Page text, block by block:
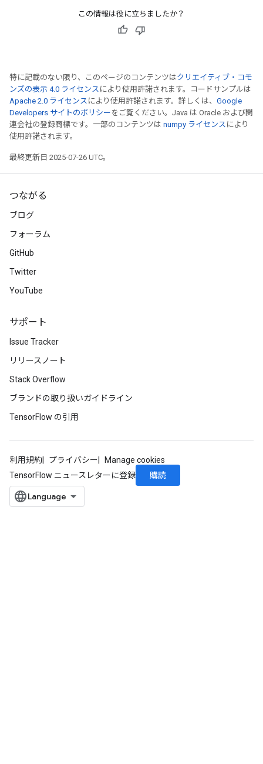
この情報は役に立ちましたか？
特に記載のない限り、このページのコンテンツはクリエイティブ・コモ
ンズの表示 4.0 ライセンス により使用許諾されます。コードサンプルは
Apache 2.0 ライセンス により使用許諾されます。詳しくは、 Google
Developers サイトのポリシー をご覧ください。Java は Oracle および関
連会社の登録商標です。一部のコンテンツは numpy ライセンス により
使用許諾されます。
最終更新日 2025-07-26 UTC。
つながる
ブログ
フォーラム
GitHub
Twitter
YouTube
サポート
Issue Tracker
リリースノート
Stack Overflow
ブランドの取り扱いガイドライン
TensorFlow の引用
利用規約 プライバシー
Manage cookies
TensorFlow ニュースレターに登録
購読